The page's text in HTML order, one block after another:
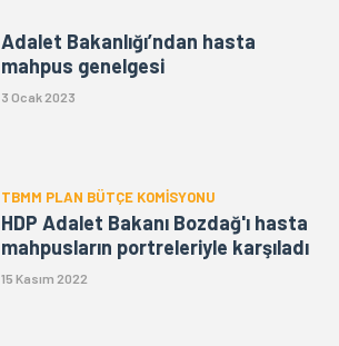
Adalet Bakanlığı’ndan hasta
mahpus genelgesi
3 Ocak 2023
TBMM PLAN BÜTÇE KOMİSYONU
HDP Adalet Bakanı Bozdağ'ı hasta
mahpusların portreleriyle karşıladı
15 Kasım 2022